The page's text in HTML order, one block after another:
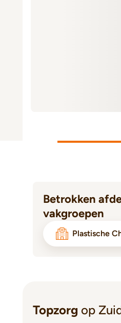
Betrokken
vakgroepen
Plastische
Topzorg op